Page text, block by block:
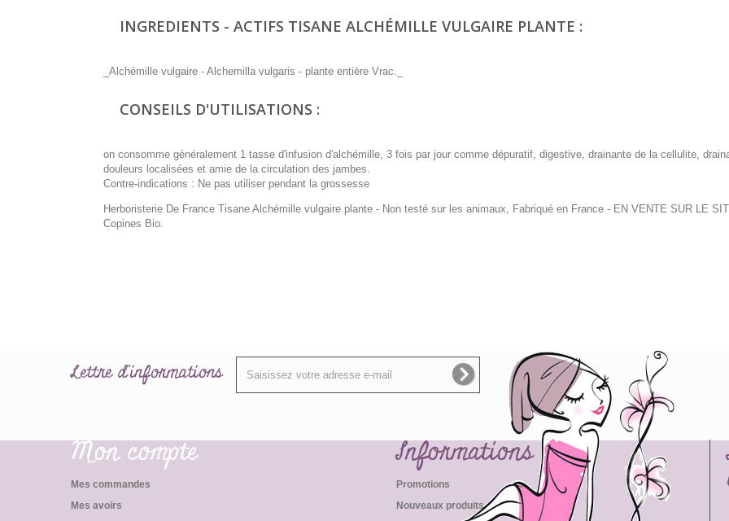
INGREDIENTS - ACTIFS TISANE ALCHÉMILLE VULGAIRE PLANTE :
_Alchémille vulgaire - Alchemilla vulgaris - plante entière Vrac._
CONSEILS D'UTILISATIONS :
on consomme généralement 1 tasse d'infusion d'alchémille, 3 fois par jour comme dépuratif, digestive, drainante de la cellulite,
douleurs localisées et amie de la circulation des jambes.
Contre-indications : Ne pas utiliser pendant la grossesse
Herboristerie De France Tisane Alchémille vulgaire plante - Non testé sur les animaux, Fabriqué en France - EN VENTE SUR LE
Copines Bio.
Lettre d'informations
Mon compte
Mes commandes
Mes avoirs
Informations
Promotions
Nouveaux produits